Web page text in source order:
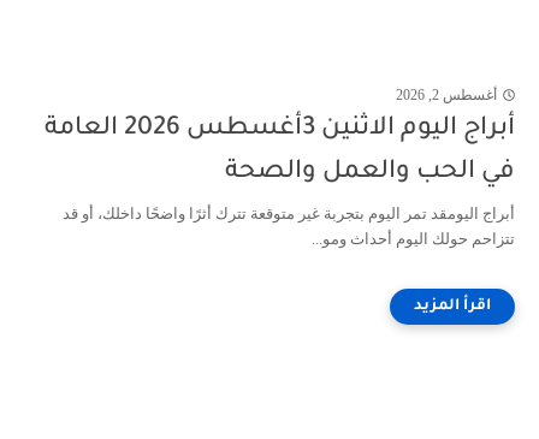
أغسطس 2, 2026
أبراج اليوم الاثنين 3أغسطس 2026 العامة
في الحب والعمل والصحة
أبراج اليومقد تمر اليوم بتجربة غير متوقعة تترك أثرًا واضحًا داخلك، أو قد
تتزاحم حولك اليوم أحداث ومو...